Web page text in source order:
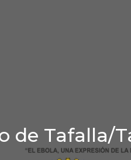
de Tafalla/